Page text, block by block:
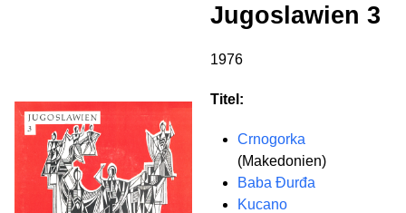
Jugoslawien 3
1976
Titel:
Crnogorka
(Makedonien)
Baba Đurđa
Kucano